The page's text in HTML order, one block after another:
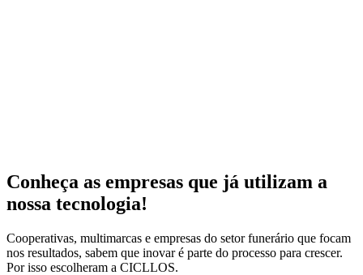
Conheça as empresas que já utilizam a
nossa tecnologia!
Cooperativas, multimarcas e empresas do setor funerário que focam
nos resultados, sabem que inovar é parte do processo para crescer.
Por isso escolheram a CICLLOS.